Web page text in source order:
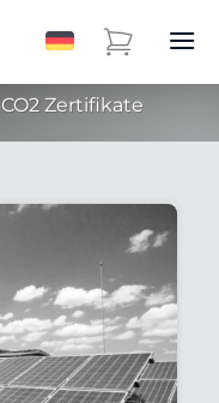
CO2 Zertifikate